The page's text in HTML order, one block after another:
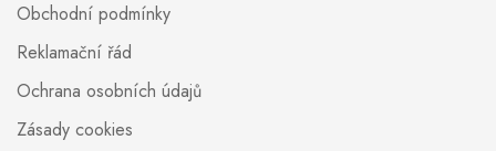
Obchodní podmínky
Reklamační řád
Ochrana osobních údajů
Zásady cookies